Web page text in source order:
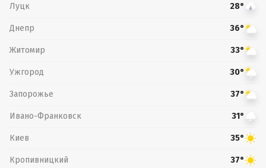
Луцк 28°
Днепр 36°
Житомир 33°
Ужгород 30°
Запорожье 37°
Ивано-Франковск 31°
Киев 35°
Кропивницкий 37°